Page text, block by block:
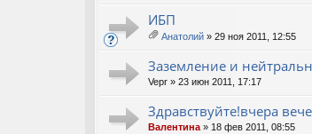
ИБП
ло
ж
ия
Анатолий » 29 ноя 2011, 12:55
Заземление и
Vepr » 23 июн 2011, 17:17
Здравствуйте!вчера
Валентина » 18 фев 2011, 08:55